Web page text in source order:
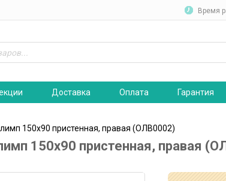
Время
Доставка Оплата Гарантия
150х90 пристенная, правая (ОЛВ0002)
150х90 пристенная, правая